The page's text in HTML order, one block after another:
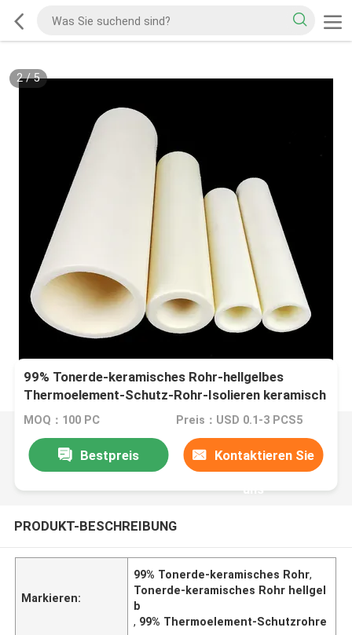
2/5
99% Tonerde-keramisches Rohr-hellgelbes
Thermoelement-Schutz-Rohr-Isolieren keramisch
MOQ：100 PC Preis：USD 0.1-3 PCS5
Bestpreis Kontaktieren Sie
uns
PRODUKT-BESCHREIBUNG
Markieren:
99% Tonerde-keramisches Rohr,
Tonerde-keramisches Rohr hellgel
b
, 99% Thermoelement-Schutzrohre